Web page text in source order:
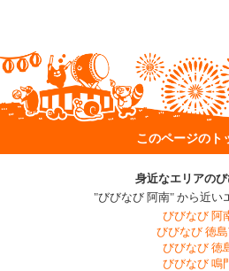
このページのト
身近なエリアの
"びびなび 阿南" から近い
びびなび 阿
びびなび 徳
びびなび 徳
びびなび 鳴